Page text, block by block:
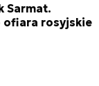
Sarmat.
ofiara rosyjskie